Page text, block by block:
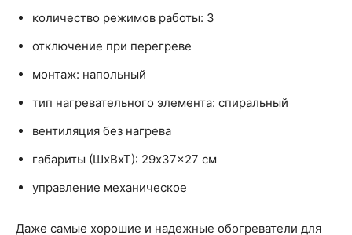
количество режимов работы: 3
отключение при перегреве
монтаж: напольный
тип нагревательного элемента: спиральный
вентиляция без нагрева
габариты (ШхВхТ): 29x37x27 см
управление механическое
Даже самые хорошие и надежные обогреватели для